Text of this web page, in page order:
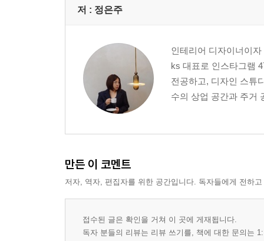
저 : 정은주
인테리어 디자이너이
ks 대표로 인스타그램
전공하고, 디자인 스튜
수의 상업 공간과 주거
만든 이 코멘트
저자, 역자, 편집자를 위한 공간입니다. 독자들에게 전하
접수된 글은 확인을 거쳐 이 곳에 게재됩니다.
독자 분들의 리뷰는 리뷰 쓰기를, 책에 대한 문의는